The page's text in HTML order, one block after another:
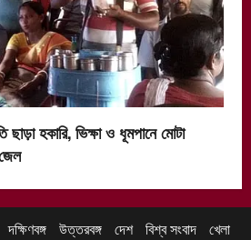
হকারি, ভিক্ষা ও ধূমপানে মোটা
দক্ষিণবঙ্গ উত্তরবঙ্গ দেশ বিশ্ব সংবাদ খেলা